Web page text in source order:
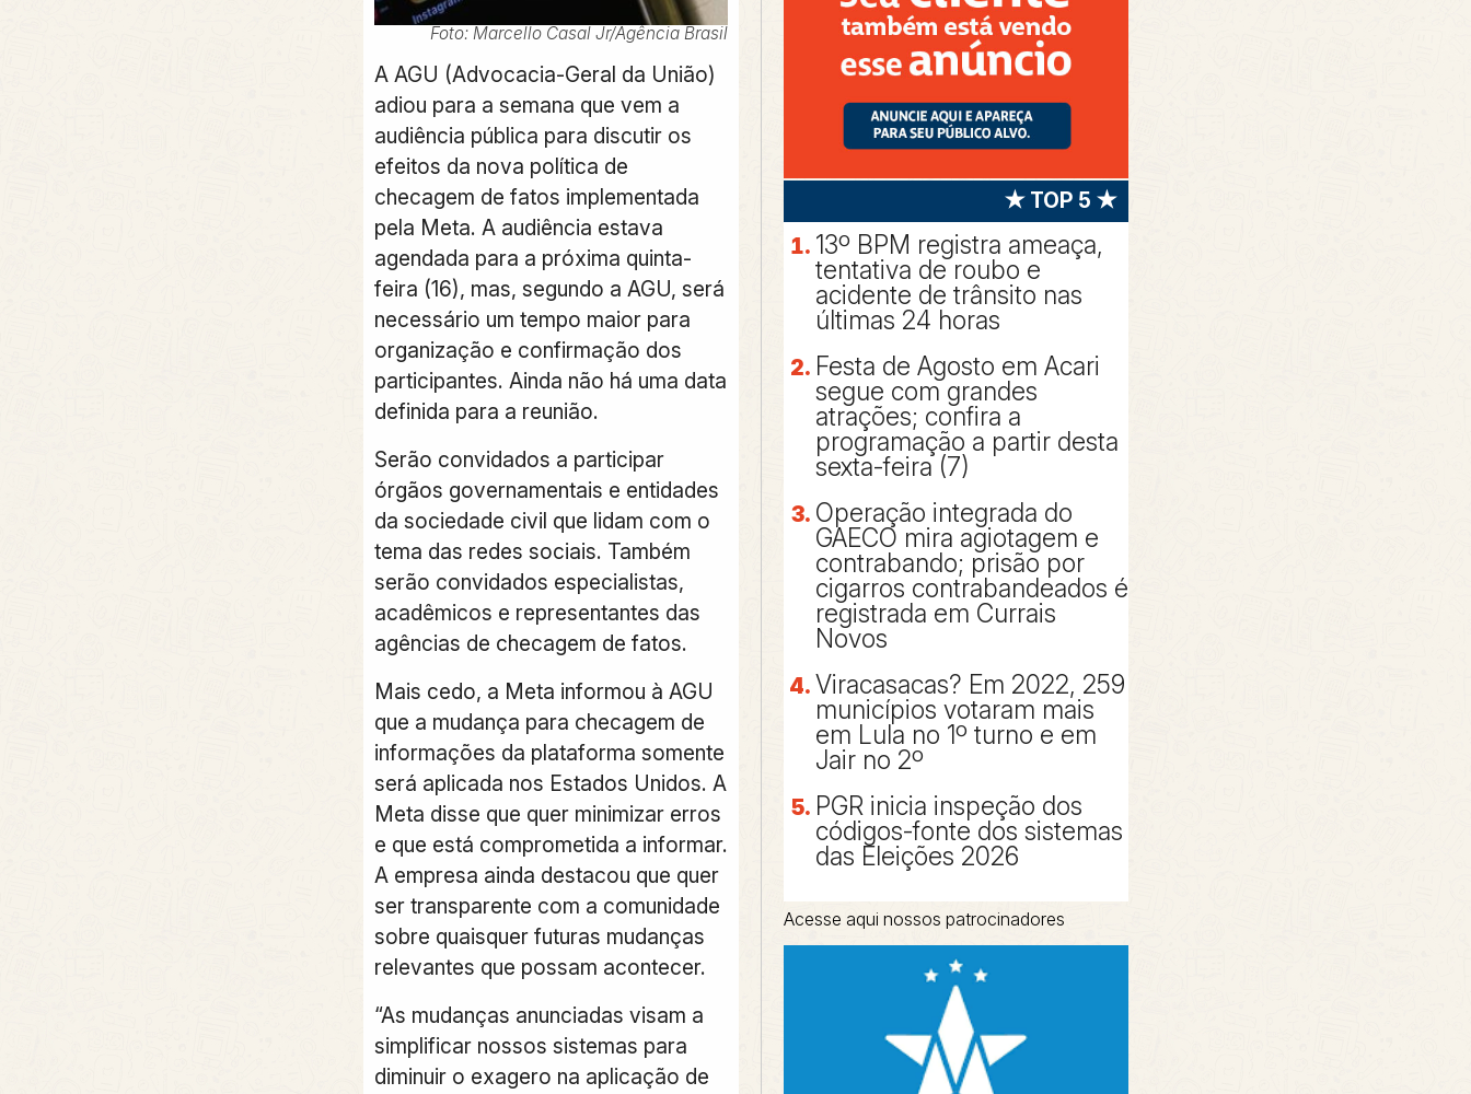
Foto: Marcello Casal Jr/Agência Brasil
A AGU (Advocacia-Geral da União)
adiou para a semana que vem a
audiência pública para discutir os
efeitos da nova política de
checagem de fatos implementada
pela Meta. A audiência estava
agendada para a próxima quinta-
feira (16), mas, segundo a AGU, será
necessário um tempo maior para
organização e confirmação dos
participantes. Ainda não há uma data
definida para a reunião.
Serão convidados a participar
órgãos governamentais e entidades
da sociedade civil que lidam com o
tema das redes sociais. Também
serão convidados especialistas,
acadêmicos e representantes das
agências de checagem de fatos.
Mais cedo, a Meta informou à AGU
que a mudança para checagem de
informações da plataforma somente
será aplicada nos Estados Unidos. A
Meta disse que quer minimizar erros
e que está comprometida a informar.
A empresa ainda destacou que quer
ser transparente com a comunidade
sobre quaisquer futuras mudanças
relevantes que possam acontecer.
“As mudanças anunciadas visam a
simplificar nossos sistemas para
diminuir o exagero na aplicação de
★ TOP 5 ★
13º BPM registra ameaça,
tentativa de roubo e
acidente de trânsito nas
últimas 24 horas
Festa de Agosto em Acari
segue com grandes
atrações; confira a
programação a partir desta
sexta-feira (7)
Operação integrada do
GAECO mira agiotagem e
contrabando; prisão por
cigarros contrabandeados é
registrada em Currais
Novos
Viracasacas? Em 2022, 259
municípios votaram mais
em Lula no 1º turno e em
Jair no 2º
PGR inicia inspeção dos
códigos-fonte dos sistemas
das Eleições 2026
Acesse aqui nossos patrocinadores